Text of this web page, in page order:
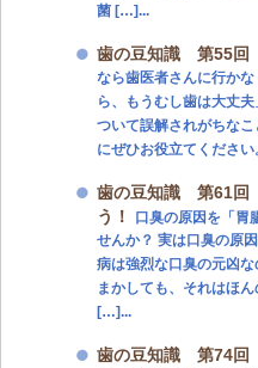
菌 […]...
歯の豆知識 第55回
なら歯医者さんに行か
ら、もうむし歯は大丈
ついて誤解されがちな
にぜひお役立てくださ
歯の豆知識 第61回
う！
口臭の原因を「胃
せんか？ 実は口臭の原
病は強烈な口臭の元凶
まかしても、それはほ
[…]...
歯の豆知識 第74回